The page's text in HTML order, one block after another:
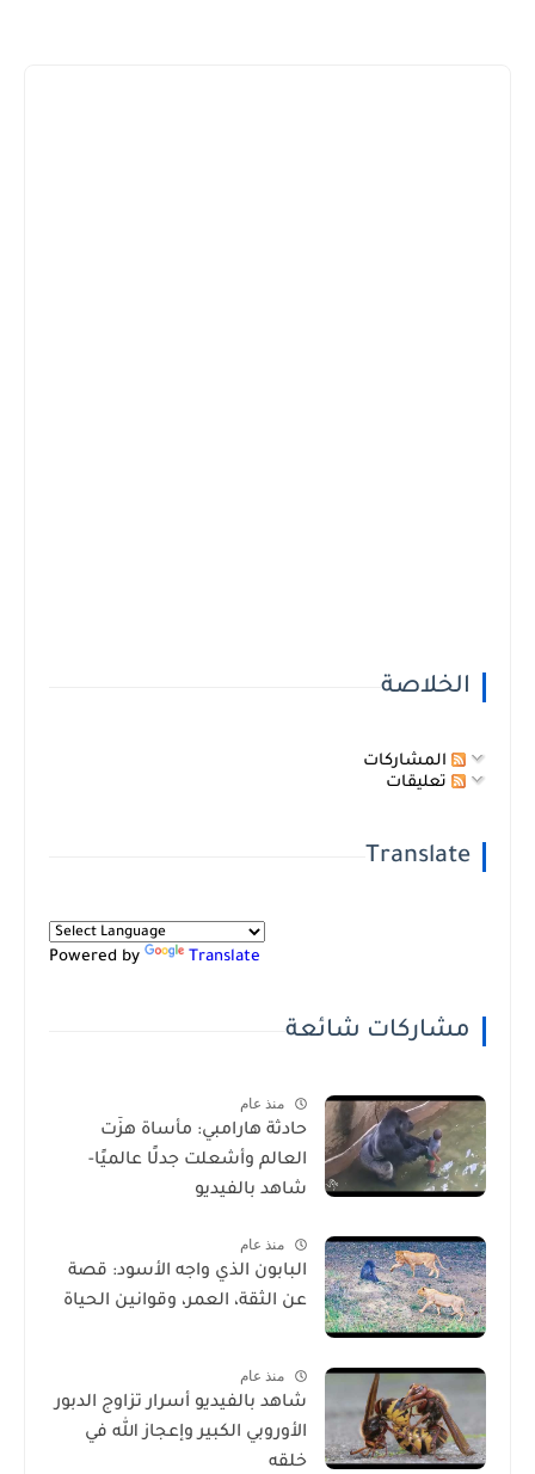
الخلاصة
المشاركات
تعليقات
Translate
Powered by Translate
مشاركات شائعة
منذ عام
حادثة هارامبي: مأساة هزّت
العالم وأشعلت جدلًا عالميًا-
شاهد بالفيديو
منذ عام
البابون الذي واجه الأسود: قصة
عن الثقة، العمر، وقوانين الحياة
منذ عام
شاهد بالفيديو أسرار تزاوج الدبور
الأوروبي الكبير وإعجاز الله في
خلقه